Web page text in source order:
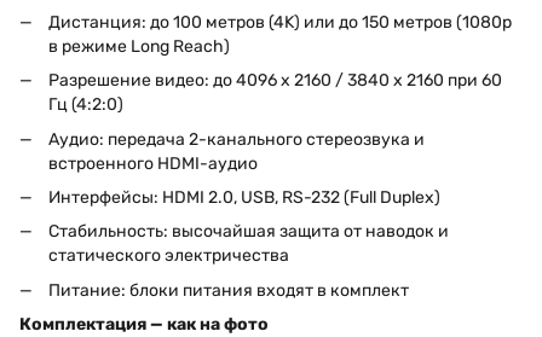
Дистанция: до 100 метров (4K) или до 150 метров (1080p
в режиме Long Reach)
Разрешение видео: до 4096 x 2160 / 3840 x 2160 при 60
Гц (4:2:0)
Аудио: передача 2-канального стереозвука и
встроенного HDMI-аудио
Интерфейсы: HDMI 2.0, USB, RS-232 (Full Duplex)
Стабильность: высочайшая защита от наводок и
статического электричества
Питание: блоки питания входят в комплект
Комплектация — как на фото